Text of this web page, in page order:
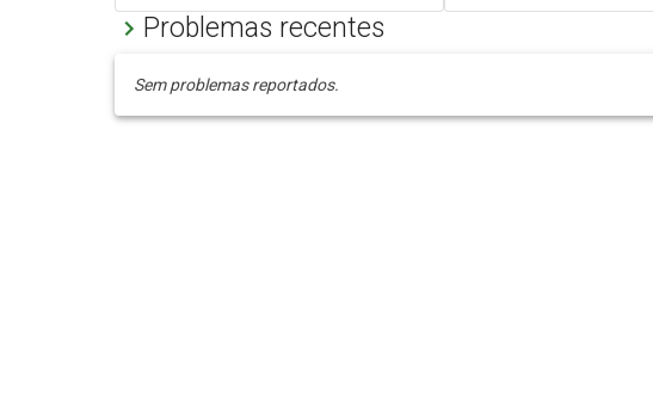
Problemas recentes
Sem problemas reportados.